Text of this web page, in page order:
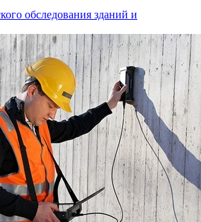
обследования зданий и